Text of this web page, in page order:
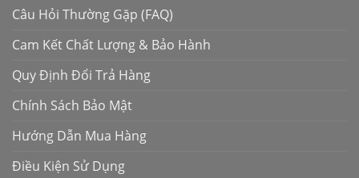
Câu Hỏi Thường Gặp (FAQ)
Cam Kết Chất Lượng & Bảo Hành
Quy Định Đổi Trả Hàng
Chính Sách Bảo Mật
Hướng Dẫn Mua Hàng
Điều Kiện Sử Dụng